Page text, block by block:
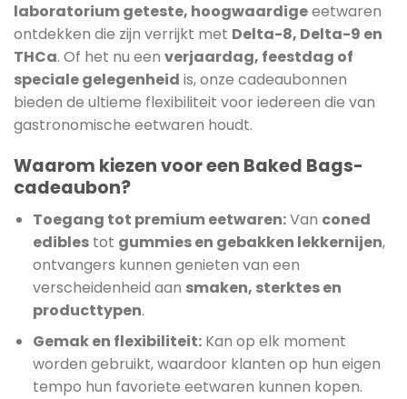
laboratorium geteste, hoogwaardigeeetwaren
ontdekken die zijn verrijkt met Delta-8, Delta-9 en
THCa. Of het nu een verjaardag, feestdag of
speciale gelegenheid is, onze cadeaubonnen
bieden de ultieme flexibiliteit voor iedereen die van
gastronomische eetwaren houdt.
Waarom kiezen voor een Baked Bags-
cadeaubon?
Toegang tot premium eetwaren:Van coned
ediblestot gummies en gebakken lekkernijen,
ontvangers kunnen genieten van een
verscheidenheid aan smaken, sterktes en
producttypen.
Gemak en flexibiliteit:Kan op elk moment
worden gebruikt, waardoor klanten op hun eigen
tempo hun favoriete eetwaren kunnen kopen.